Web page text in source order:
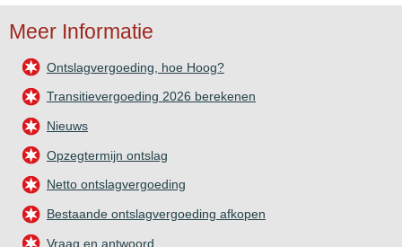
Meer Informatie
Ontslagvergoeding, hoe Hoog?
Transitievergoeding 2026 berekenen
Nieuws
Opzegtermijn ontslag
Netto ontslagvergoeding
Bestaande ontslagvergoeding afkopen
Vraag en antwoord